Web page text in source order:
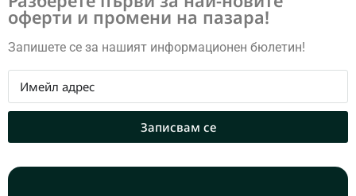
оферти и промени на пазара!
Запишете се за нашият информационен бюлетин!
Записвам се